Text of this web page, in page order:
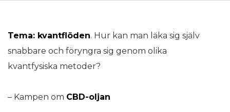
Tema: kvantflöden. Hur kan man läka sig själv
snabbare och föryngra sig genom olika
kvantfysiska metoder?
– Kampen om CBD-oljan